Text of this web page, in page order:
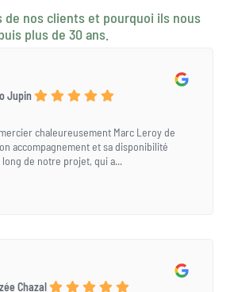
de nos clients et pourquoi ils nous
plus de 30 ans.
Jupin
chaleureusement Marc Leroy de
accompagnement et sa disponibilité
de notre projet, qui a...
Chazal